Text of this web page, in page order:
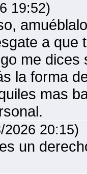
19:52)
a que
me
la forma
mas
2026 20:15)
un